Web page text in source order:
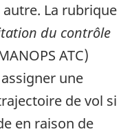
La rubrique
du contrôle
ATC)
une
de vol si
en raison de